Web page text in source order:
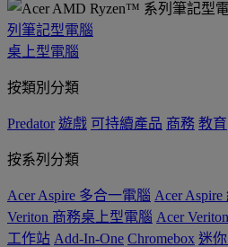
列筆記型電腦
桌上型電腦
按類別分類
Predator 遊戲 可持續產品 商務 教育
按系列分類
Acer Aspire 多合一電腦 Acer
Veriton 商務桌上型電腦 Acer
工作站 Add-In-One Chromebox 迷